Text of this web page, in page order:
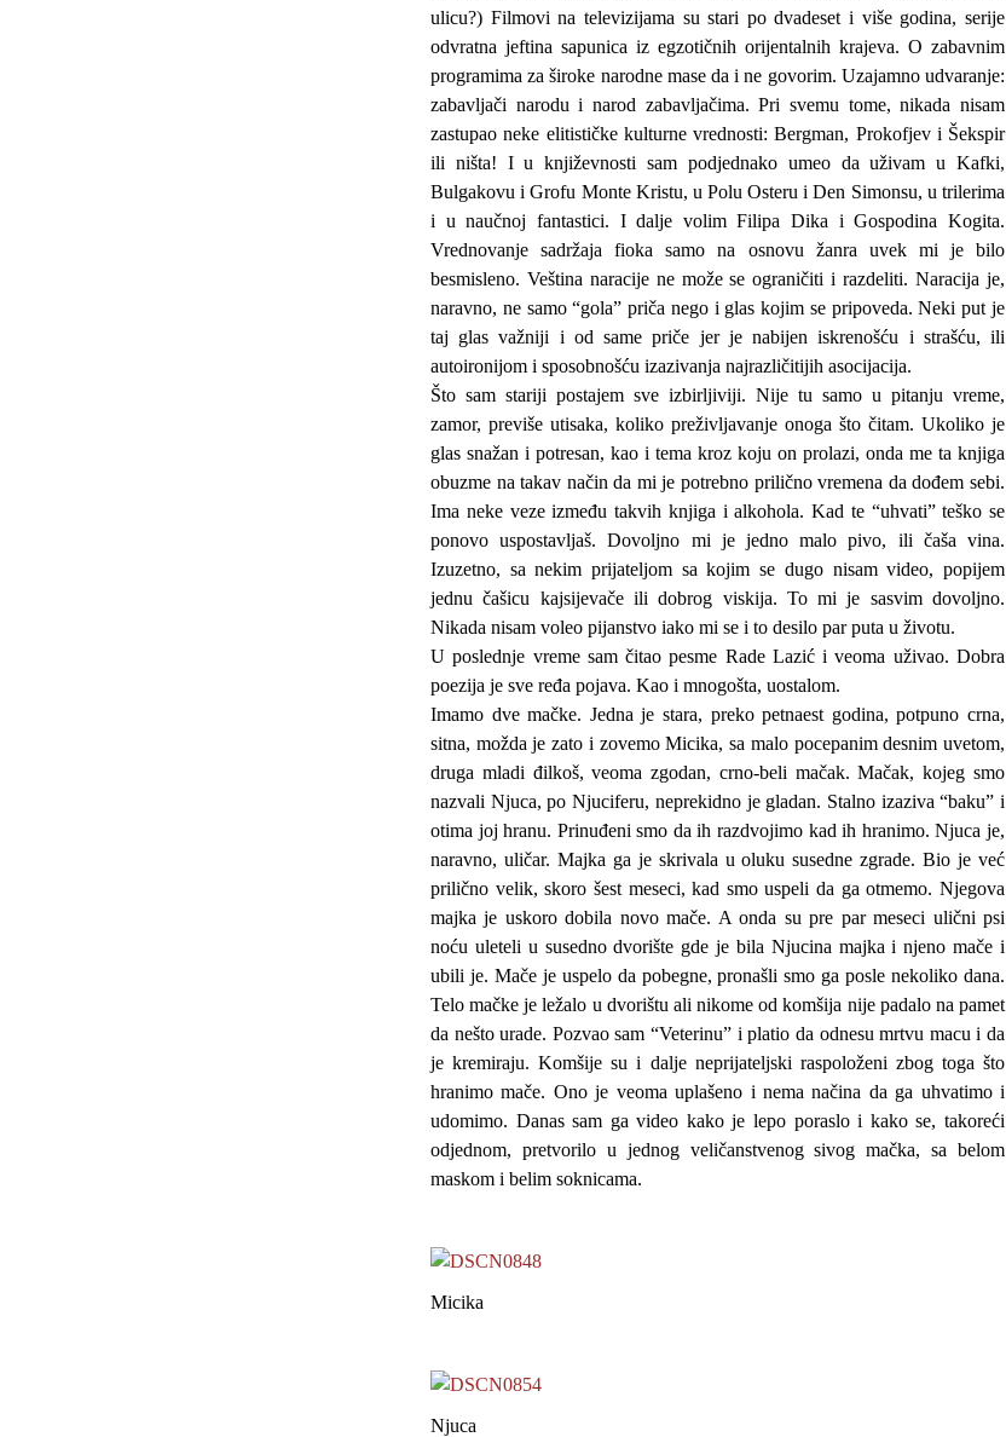
ulicu?) Filmovi na televizijama su stari po dvadeset i više godina, serije
odvratna jeftina sapunica iz egzotičnih orijentalnih krajeva. O zabavnim
programima za široke narodne mase da i ne govorim. Uzajamno udvaranje:
zabavljači narodu i narod zabavljačima. Pri svemu tome, nikada nisam
zastupao neke elitističke kulturne vrednosti: Bergman, Prokofjev i Šekspir
ili ništa! I u književnosti sam podjednako umeo da uživam u Kafki,
Bulgakovu i Grofu Monte Kristu, u Polu Osteru i Den Simonsu, u trilerima
i u naučnoj fantastici. I dalje volim Filipa Dika i Gospodina Kogita.
Vrednovanje sadržaja fioka samo na osnovu žanra uvek mi je bilo
besmisleno. Veština naracije ne može se ograničiti i razdeliti. Naracija je,
naravno, ne samo “gola” priča nego i glas kojim se pripoveda. Neki put je
taj glas važniji i od same priče jer je nabijen iskrenošću i strašću, ili
autoironijom i sposobnošću izazivanja najrazličitijih asocijacija.
Što sam stariji postajem sve izbirljiviji. Nije tu samo u pitanju vreme,
zamor, previše utisaka, koliko preživljavanje onoga što čitam. Ukoliko je
glas snažan i potresan, kao i tema kroz koju on prolazi, onda me ta knjiga
obuzme na takav način da mi je potrebno prilično vremena da dođem sebi.
Ima neke veze između takvih knjiga i alkohola. Kad te “uhvati” teško se
ponovo uspostavljaš. Dovoljno mi je jedno malo pivo, ili čaša vina.
Izuzetno, sa nekim prijateljom sa kojim se dugo nisam video, popijem
jednu čašicu kajsijevače ili dobrog viskija. To mi je sasvim dovoljno.
Nikada nisam voleo pijanstvo iako mi se i to desilo par puta u životu.
U poslednje vreme sam čitao pesme Rade Lazić i veoma uživao. Dobra
poezija je sve ređa pojava. Kao i mnogošta, uostalom.
Imamo dve mačke. Jedna je stara, preko petnaest godina, potpuno crna,
sitna, možda je zato i zovemo Micika, sa malo pocepanim desnim uvetom,
druga mladi đilkoš, veoma zgodan, crno-beli mačak. Mačak, kojeg smo
nazvali Njuca, po Njuciferu, neprekidno je gladan. Stalno izaziva “baku” i
otima joj hranu. Prinuđeni smo da ih razdvojimo kad ih hranimo. Njuca je,
naravno, uličar. Majka ga je skrivala u oluku susedne zgrade. Bio je već
prilično velik, skoro šest meseci, kad smo uspeli da ga otmemo. Njegova
majka je uskoro dobila novo mače. A onda su pre par meseci ulični psi
noću uleteli u susedno dvorište gde je bila Njucina majka i njeno mače i
ubili je. Mače je uspelo da pobegne, pronašli smo ga posle nekoliko dana.
Telo mačke je ležalo u dvorištu ali nikome od komšija nije padalo na pamet
da nešto urade. Pozvao sam “Veterinu” i platio da odnesu mrtvu macu i da
je kremiraju. Komšije su i dalje neprijateljski raspoloženi zbog toga što
hranimo mače. Ono je veoma uplašeno i nema načina da ga uhvatimo i
udomimo. Danas sam ga video kako je lepo poraslo i kako se, takoreći
odjednom, pretvorilo u jednog veličanstvenog sivog mačka, sa belom
maskom i belim soknicama.
Micika
Njuca